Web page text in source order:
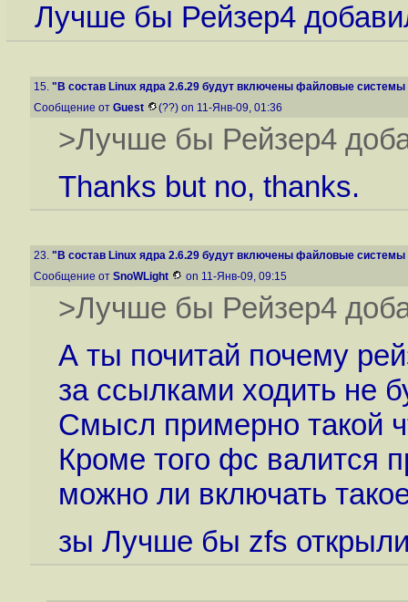
Лучше бы Рейзер4
15. "В состав Linux ядра 2.6.29 будут включены файловые системы
Сообщение от Guest (??) on 11-Янв-09, 01:36
>Лучше бы Рейзер4
Thanks but no, thanks.
23. "В состав Linux ядра 2.6.29 будут включены файловые системы
Сообщение от SnoWLight on 11-Янв-09, 09:15
>Лучше бы Рейзер4
А ты почитай почему
за ссылками ходить не
Смысл примерно такой
Кроме того фс валится
можно ли включать
зы Лучше бы zfs